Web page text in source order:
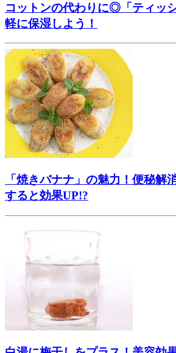
コットンの代わりに◎「ティッ
軽に保湿しよう！
「焼きバナナ」の魅力！便秘解
すると効果UP!?